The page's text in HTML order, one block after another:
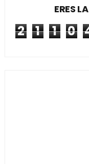
ERES
2 1 1 0